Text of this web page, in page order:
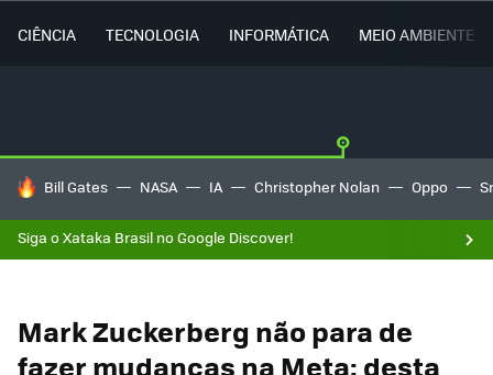
CIÊNCIA TECNOLOGIA INFORMÁTICA MEIO AMBIENTE
TENDÊNCIAS DO DIA
Bill Gates NASA IA Christopher Nolan Oppo
Siga o Xataka Brasil no Google Discover!
Mark Zuckerberg não para de
fazer mudanças na Meta: desta